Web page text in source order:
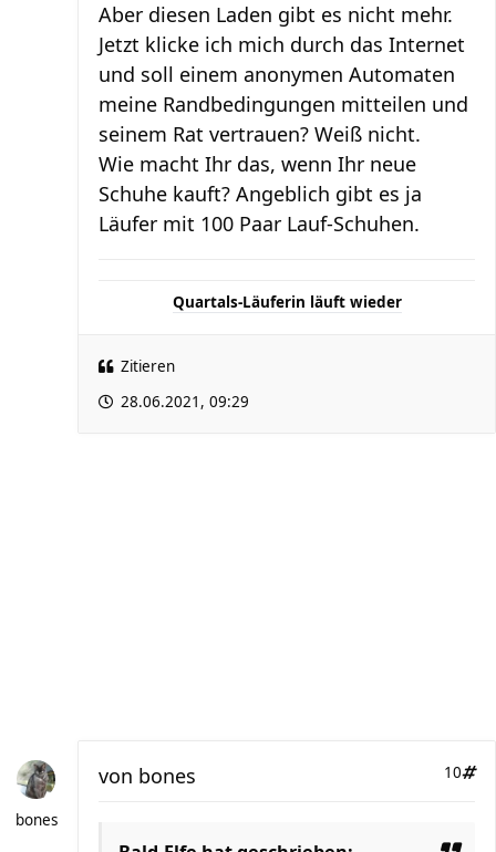
Aber diesen Laden gibt es nicht mehr.
Jetzt klicke ich mich durch das Internet
und soll einem anonymen Automaten
meine Randbedingungen mitteilen und
seinem Rat vertrauen? Weiß nicht.
Wie macht Ihr das, wenn Ihr neue
Schuhe kauft? Angeblich gibt es ja
Läufer mit 100 Paar Lauf-Schuhen.
Quartals-Läuferin läuft wieder
Zitieren
28.06.2021, 09:29
bones
10
von bones